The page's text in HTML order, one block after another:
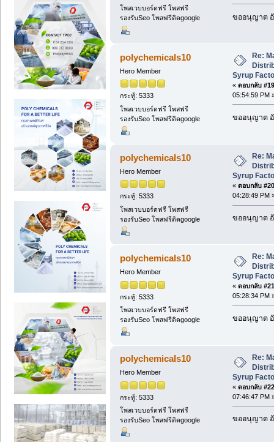
โพสเวบบอร์ดฟรี โพสฟรี
รองรับSeo โพสฟรีติดgoogle
ขออนุญาต
polychemicals10
Hero Member
กระทู้: 5333
โพสเวบบอร์ดฟรี โพสฟรี
รองรับSeo โพสฟรีติดgoogle
Re:
Syrup
« ตอบกลับ
05:54:59 PM
ขออนุญาต
polychemicals10
Hero Member
กระทู้: 5333
โพสเวบบอร์ดฟรี โพสฟรี
รองรับSeo โพสฟรีติดgoogle
Re:
Syrup
« ตอบกลับ
04:28:49 PM
ขออนุญาต
polychemicals10
Hero Member
กระทู้: 5333
โพสเวบบอร์ดฟรี โพสฟรี
รองรับSeo โพสฟรีติดgoogle
Re:
Syrup
« ตอบกลับ
05:28:34 PM
ขออนุญาต
polychemicals10
Hero Member
กระทู้: 5333
โพสเวบบอร์ดฟรี โพสฟรี
รองรับSeo โพสฟรีติดgoogle
Re:
Syrup
« ตอบกลับ
07:46:47 PM
ขออนุญาต